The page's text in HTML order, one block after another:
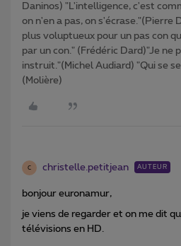
Daninos) "L'intelligence, c'est
on n'en a pas, on s'écrase."(Pierre
plus voluptueux pour un pas con
par un con." (Frédéric Dard)"Je ne
instruit."(Michel Audiard) "Qui se
(Molière)
C christelle.petitjean AUTEUR
bonjour euronamur,
je viens de regarder et on me dit
télévisions en HD.